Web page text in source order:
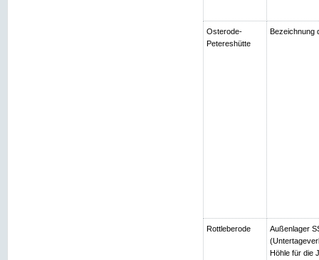
Osterode-
Petereshütte
Bezeichnung
Rottleberode
Außenlager
Höhle für die